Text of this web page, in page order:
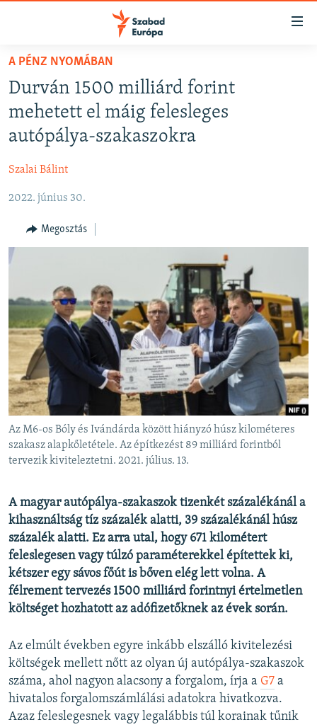
Akadálymentes
Ugrás
fő
oldalra
tartalomjegyzékre
AKTUÁLIS
PODCASTOK
ELEMZŐ
NER15
SZABADON
TÁRSADALOM
A PÉNZ NYOMÁBAN
EURÓPAI UNIÓ
VILÁG
KLÍMAVÁLTOZÁS
A MÚLT TANULSÁGAI
KÖVESSEN MINKET!
Valamennyi RFE/RL weboldal
A PÉNZ NYOMÁBAN
Durván 1500 milliárd forint
mehetett el máig felesleges
autópálya-szakaszokra
Szalai Bálint
2022. június 30.
Megosztás
Az M6-os Bóly és Ivándárda között hiányzó húsz kilométeres
szakasz alapkőletétele. Az építkezést 89 milliárd forintból
tervezik kiviteleztetni. 2021. július. 13.
A magyar autópálya-szakaszok tizenkét százalékánál a
kihasználtság tíz százalék alatti, 39 százalékánál húsz
százalék alatti. Ez arra utal, hogy 671 kilométert
feleslegesen vagy túlzó paraméterekkel építettek ki,
kétszer egy sávos főút is bőven elég lett volna. A
félrement tervezés 1500 milliárd forintnyi értelmetlen
költséget hozhatott az adófizetőknek az évek során.
Az elmúlt években egyre inkább elszálló kivitelezési
költségek mellett nőtt az olyan új autópálya-szakaszok
száma, ahol nagyon alacsony a forgalom, írja a G7 a
hivatalos forgalomszámlálási adatokra hivatkozva.
Azaz feleslegesnek vagy legalábbis túl korainak tűnik
FELIRATKOZÁS